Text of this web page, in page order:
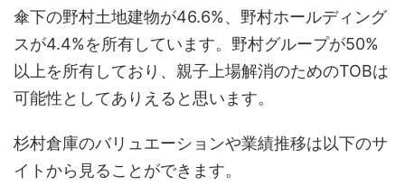
傘下の野村土地建物が46.6%、野村ホールディング
スが4.4%を所有しています。野村グループが50%
以上を所有しており、親子上場解消のためのTOBは
可能性としてありえると思います。
杉村倉庫のバリュエーションや業績推移は以下のサ
イトから見ることができます。